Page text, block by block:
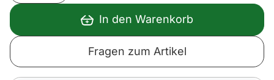
In den Warenkorb
Fragen zum Artikel